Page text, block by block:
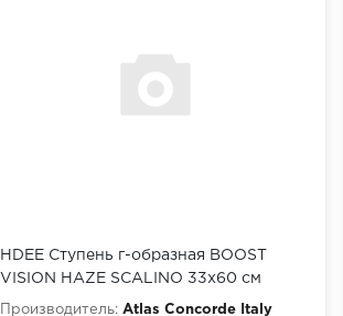
HDEE Ступень г-образная BOOST
VISION HAZE SCALINO 33x60 см
Производитель: Atlas Concorde Italy